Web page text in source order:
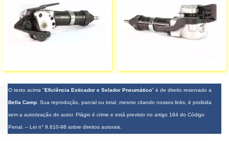
O texto acima "Eficiência Esticador e Selador Pneumático" é de direito reservado a
Bella Camp . Sua reprodução, parcial ou total, mesmo citando nossos links, é proibida
sem a autorização do autor. Plágio é crime e está previsto no artigo 184 do Código
Penal. – Lei n° 9.610-98 sobre direitos autorais